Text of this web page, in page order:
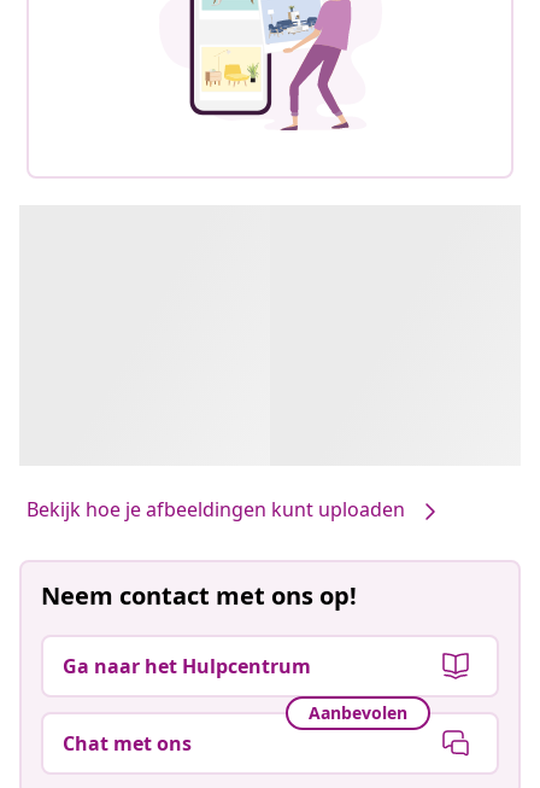
Bekijk hoe je afbeeldingen kunt uploaden
Neem contact met ons op!
Ga naar het Hulpcentrum
Aanbevolen
Chat met ons